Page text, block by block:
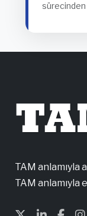
TAM anlamıyla
TAM anlamıyla